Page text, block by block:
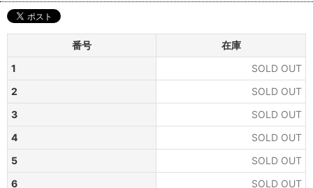
番号
在庫
1
SOLD OUT
2
SOLD OUT
3
SOLD OUT
4
SOLD OUT
5
SOLD OUT
6
SOLD OUT